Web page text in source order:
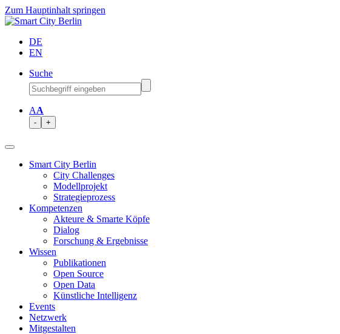
Zum Hauptinhalt springen
DE
EN
Suche
AA
- +
Smart City Berlin
City Challenges
Modellprojekt
Strategieprozess
Kompetenzen
Akteure & Smarte Köpfe
Dialog
Forschung & Ergebnisse
Wissen
Publikationen
Open Source
Open Data
Künstliche Intelligenz
Events
Netzwerk
Mitgestalten